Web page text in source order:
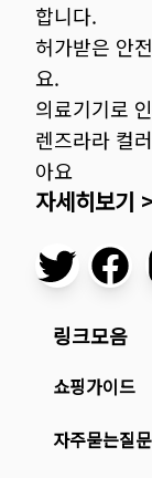
합니다.
허가받은 안
요.
의료기기로
렌즈라라 컬
아요
자세히보기
링크모음
쇼핑가이드
자주묻는질